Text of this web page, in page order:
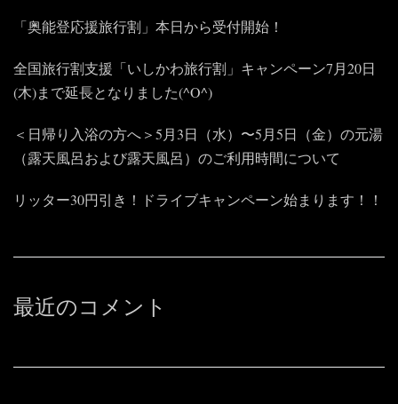
「奥能登応援旅行割」本日から受付開始！
全国旅行割支援「いしかわ旅行割」キャンペーン7月20日
(木)まで延長となりました(^O^)
＜日帰り入浴の方へ＞5月3日（水）〜5月5日（金）の元湯
（露天風呂および露天風呂）のご利用時間について
リッター30円引き！ドライブキャンペーン始まります！！
最近のコメント